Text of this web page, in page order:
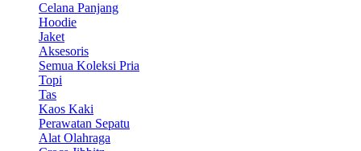
Celana Panjang
Hoodie
Jaket
Aksesoris
Semua Koleksi Pria
Topi
Tas
Kaos Kaki
Perawatan Sepatu
Alat Olahraga